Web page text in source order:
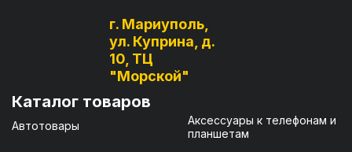
г. Мариуполь,
ул. Куприна, д.
10, ТЦ
"Морской"
Каталог товаров
Автотовары
Аксессуары к телефонам и
планшетам